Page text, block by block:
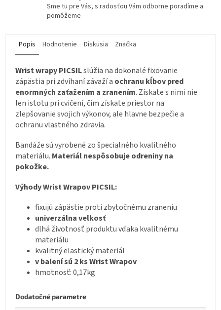
Sme tu pre Vás, s radosťou Vám odborne poradíme a
pomôžeme
Popis Hodnotenie Diskusia Značka
Wrist wrapy PICSILslúžia na dokonalé fixovanie
zápästia pri zdvíhaní závaží a ochranu kĺbov pred
enormných zaťažením a zranením. Získate s nimi nie
len istotu pri cvičení, čím získate priestor na
zlepšovanie svojich výkonov, ale hlavne bezpečie a
ochranu vlastného zdravia.
Bandáže sú vyrobené zo špecialného kvalitného
materiálu. Materiál nespôsobuje odreniny na
pokožke.
Výhody Wrist Wrapov PICSIL:
fixujú zápästie proti zbytočnému zraneniu
univerzálna veľkosť
dlhá životnosť produktu vďaka kvalitnému
materiálu
kvalitný elastický materiál
v balení sú 2 ks Wrist Wrapov
hmotnosť: 0,17kg
Dodatočné parametre